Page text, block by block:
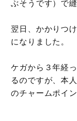
ぶそうです）で
翌日、かかりつ
になりました。
ケガから３年経
るのですが、本
のチャームポイ